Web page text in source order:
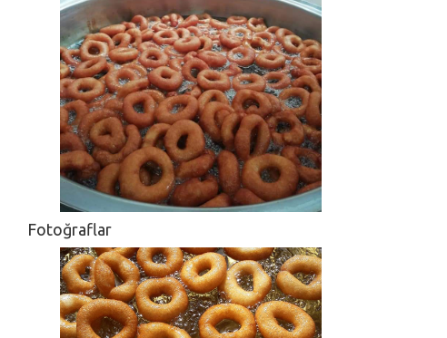
Fotoğraflar